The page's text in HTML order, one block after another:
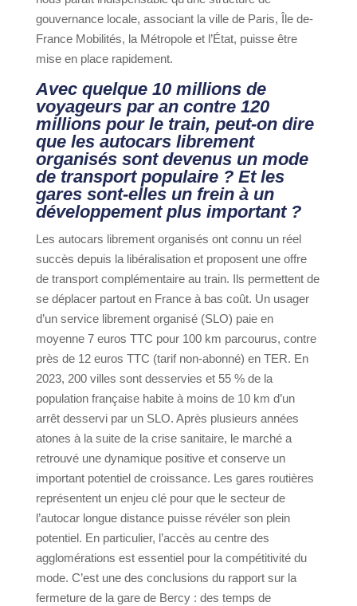
gouvernance locale, associant la ville de Paris, Île de-
France Mobilités, la Métropole et l’État, puisse être
mise en place rapidement.
Avec quelque 10 millions de
voyageurs par an contre 120
millions pour le train, peut-on dire
que les autocars librement
organisés sont devenus un mode
de transport populaire ? Et les
gares sont-elles un frein à un
développement plus important ?
Les autocars librement organisés ont connu un réel
succès depuis la libéralisation et proposent une offre
de transport complémentaire au train. Ils permettent de
se déplacer partout en France à bas coût. Un usager
d’un service librement organisé (SLO) paie en
moyenne 7 euros TTC pour 100 km parcourus, contre
près de 12 euros TTC (tarif non-abonné) en TER. En
2023, 200 villes sont desservies et 55 % de la
population française habite à moins de 10 km d’un
arrêt desservi par un SLO. Après plusieurs années
atones à la suite de la crise sanitaire, le marché a
retrouvé une dynamique positive et conserve un
important potentiel de croissance. Les gares routières
représentent un enjeu clé pour que le secteur de
l’autocar longue distance puisse révéler son plein
potentiel. En particulier, l’accès au centre des
agglomérations est essentiel pour la compétitivité du
mode. C’est une des conclusions du rapport sur la
fermeture de la gare de Bercy : des temps de